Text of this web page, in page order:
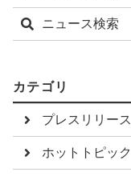
ニュース検索
カテゴリ
プレスリリース
ホットトピック